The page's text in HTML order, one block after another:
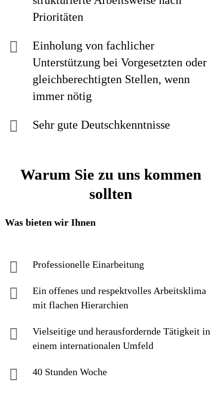
Prioritäten
Einholung von fachlicher
Unterstützung bei Vorgesetzten oder
gleichberechtigten Stellen, wenn
immer nötig
Sehr gute Deutschkenntnisse
Warum Sie zu uns kommen
sollten
Was bieten wir Ihnen
Professionelle Einarbeitung
Ein offenes und respektvolles Arbeitsklima
mit flachen Hierarchien
Vielseitige und herausfordernde Tätigkeit in
einem internationalen Umfeld
40 Stunden Woche